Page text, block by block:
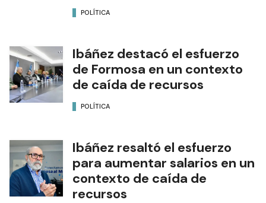
POLÍTICA
Ibáñez destacó el esfuerzo
de Formosa en un contexto
de caída de recursos
POLÍTICA
Ibáñez resaltó el esfuerzo
para aumentar salarios en un
contexto de caída de
recursos